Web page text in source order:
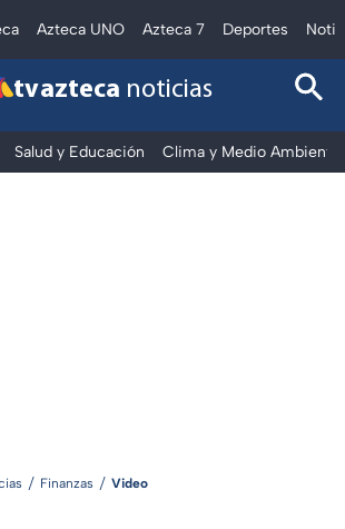
Azteca UNO Azteca 7 Deportes
tv azteca noticias
Salud y Educación Clima y Medio Ambiente
Finanzas Video